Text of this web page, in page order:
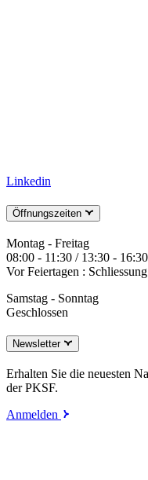
Linkedin
Öffnungszeiten
Montag - Freitag
08:00 - 11:30 / 13:30 - 16:30
Vor Feiertagen :
Samstag - Sonntag
Geschlossen
Newsletter
Erhalten Sie die neuesten
der PKSF.
Anmelden